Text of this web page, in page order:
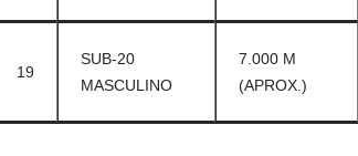
19
SUB-20
MASCULINO
7.000 M
(APROX.)